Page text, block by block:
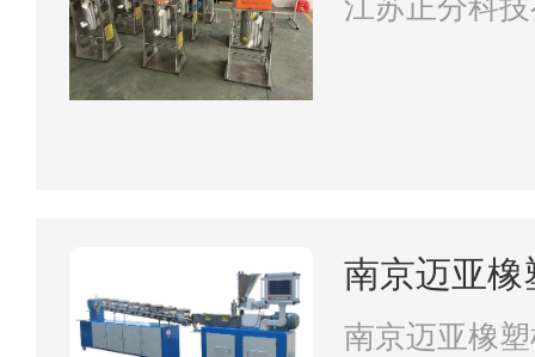
南京迈亚橡
司
南京迈亚橡